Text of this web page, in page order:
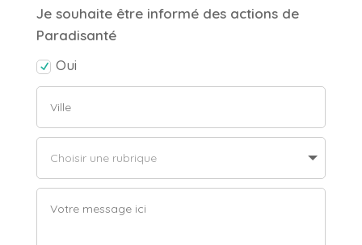
Je souhaite être informé des actions de
Paradisanté
Oui